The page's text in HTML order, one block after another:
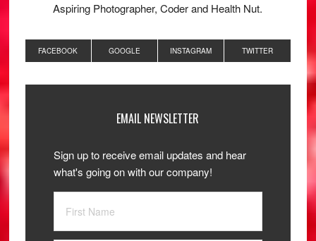
Aspiring Photographer, Coder and Health Nut.
FACEBOOK GOOGLE INSTAGRAM TWITTER
EMAIL NEWSLETTER
Sign up to receive email updates and hear
what's going on with our company!